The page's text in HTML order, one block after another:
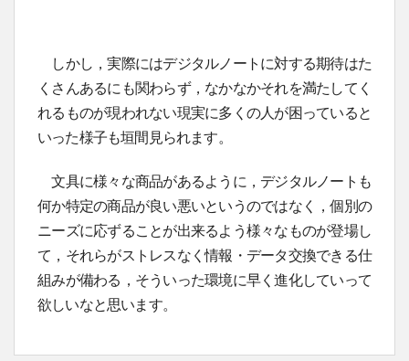
しかし，実際にはデジタルノートに対する期待はた
くさんあるにも関わらず，なかなかそれを満たしてく
れるものが現われない現実に多くの人が困っていると
いった様子も垣間見られます。
文具に様々な商品があるように，デジタルノートも
何か特定の商品が良い悪いというのではなく，個別の
ニーズに応ずることが出来るよう様々なものが登場し
て，それらがストレスなく情報・データ交換できる仕
組みが備わる，そういった環境に早く進化していって
欲しいなと思います。